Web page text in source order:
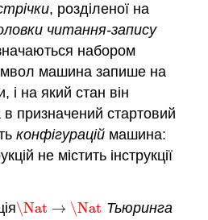
, розділеної на
читання-запису
набором
машина запише на
на який стан він
в призначений стартовий
конфігурацій машина:
не містить інструкції
\Nat → \Nat
\Nat→\Nat
Тьюринга